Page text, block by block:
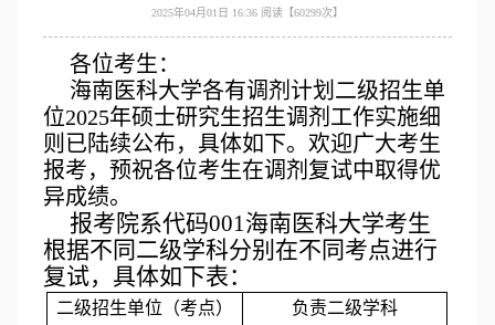
2025年04月01日 16:36 阅读【60299次】
各位考生：
海南医科大学各有调剂计划二级招生单
位2025年硕士研究生招生调剂工作实施细
则已陆续公布，具体如下。欢迎广大考生
报考，预祝各位考生在调剂复试中取得优
异成绩。
报考院系代码001海南医科大学考生
根据不同二级学科分别在不同考点进行
复试，具体如下表：
二级招生单位（考点） 负责二级学科